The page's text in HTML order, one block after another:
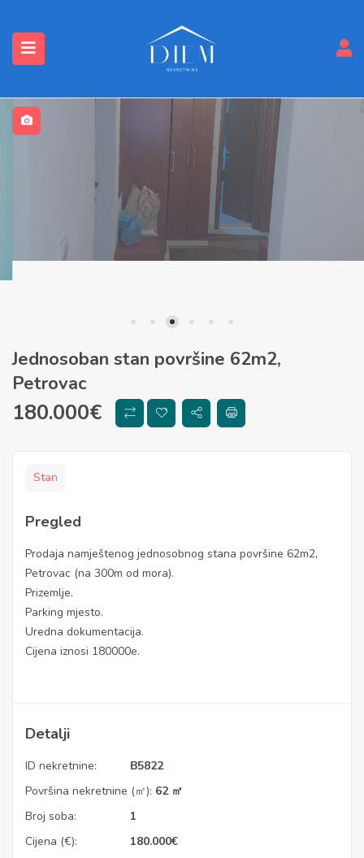
(Nekretnine)
Jednosoban stan površine 62m2,
Petrovac
180.000€
Stan
Pregled
Prodaja namještenog jednosobnog stana površine 62m2,
Petrovac (na 300m od mora).
Prizemlje.
Parking mjesto.
Uredna dokumentacija.
Cijena iznosi 180000e.
Detalji
ID nekretnine:
B5822
Površina nekretnine (㎡): 62 ㎡
Broj soba:
1
Cijena (€):
180.000€